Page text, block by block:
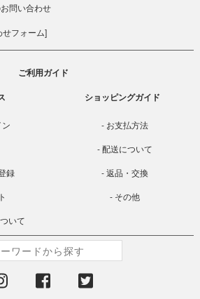
問い合わせ
フォーム]
ご利用ガイド
録
いて
ショッピングガイド
お支払方法
配送について
返品・交換
その他